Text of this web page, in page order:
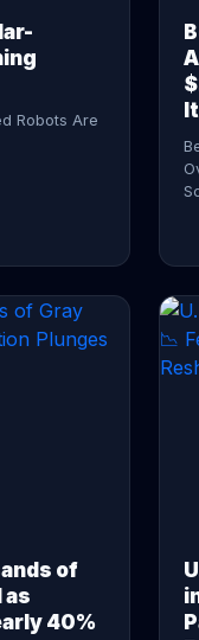
Robots Are
of
as
40%